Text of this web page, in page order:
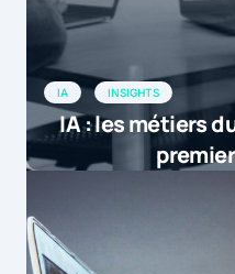
Data : Les Français de plus
Marketformation
6 juillet 2015 at 17h27
IA INSIGHTS
IA : les métiers